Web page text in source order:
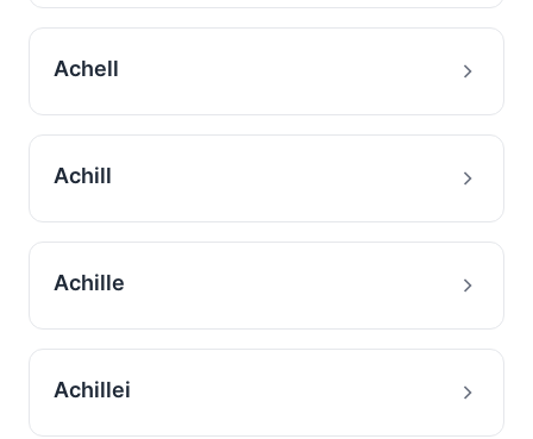
Achell
Achill
Achille
Achillei